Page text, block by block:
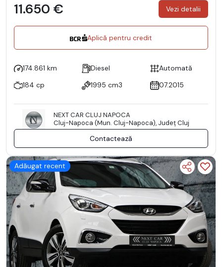
11.650 € Vezi detalii
Aplică pentru credit
174.861 km Diesel
Automată
184 cp
1995 cm3 07.2015
NEXT CAR CLUJ NAPOCA
Cluj-Napoca (Mun. Cluj-Napoca), Județ Cluj
Contactează
Adăugat recent